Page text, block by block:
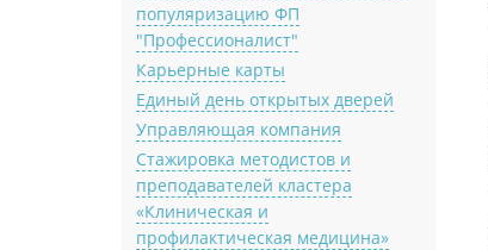
популяризацию ФП
"Профессионалист"
Карьерные карты
Единый день открытых дверей
Управляющая компания
Стажировка методистов и
преподавателей кластера
«Клиническая и
профилактическая медицина»